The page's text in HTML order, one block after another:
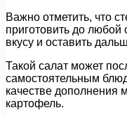
Важно отметить, что
приготовить до
вкусу и оставить
Такой салат может
самостоятельным
качестве дополнения
картофель.